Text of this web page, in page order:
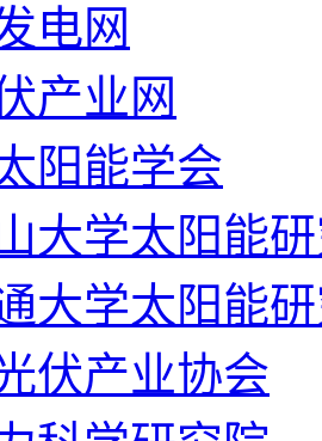
电网
产业网
阳能学会
大学太阳能
大学太阳能
伏产业协会